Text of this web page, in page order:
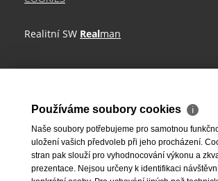
Realitní SW Realman
Používáme soubory cookies ℹ
Naše soubory potřebujeme pro samotnou
uložení vašich předvoleb při jeho procházení.
stran pak slouží pro vyhodnocování výkonu a
prezentace. Nejsou určeny k identifikaci